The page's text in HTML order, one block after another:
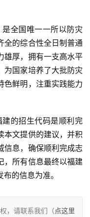
全的综合性全日制普通
雄厚，拥有一支高水平
为国家培养了大批防灾
色鲜明，注重实践能力
本文提供的建议，并积
信息，确保顺利完成志
，所有信息最终以福建
的信息为准。
，请联系我们（点这里